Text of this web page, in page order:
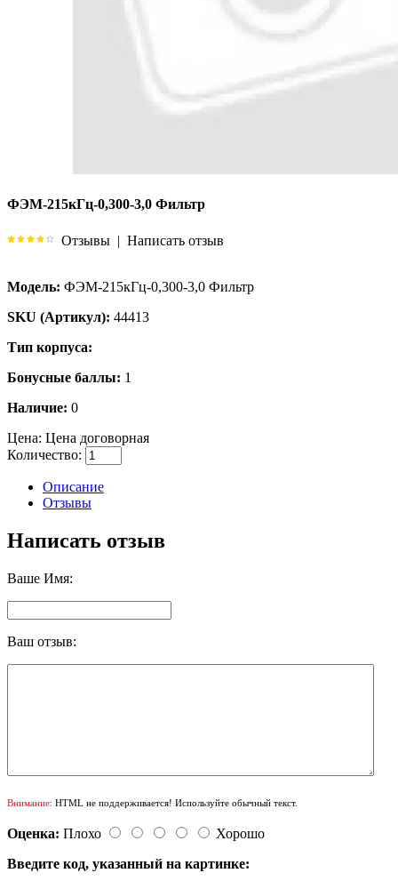
ФЭМ-215кГц-0,300-3,0 Фильтр
Отзывы | Написать отзыв
Модель: ФЭМ-215кГц-0,300-3,0 Фильтр
SKU (Артикул): 44413
Тип корпуса:
Бонусные баллы: 1
Наличие: 0
Цена: Цена договорная
Количество:
Описание
Отзывы
Написать отзыв
Ваше Имя:
Ваш отзыв:
Внимание: HTML не поддерживается! Используйте обычный текст.
Оценка: Плохо
Хорошо
Введите код, указанный на картинке: